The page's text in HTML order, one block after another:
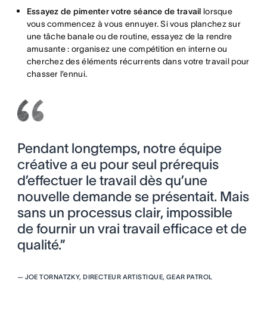
Essayez de pimenter votre séance de travail lorsque
vous commencez à vous ennuyer. Si vous planchez sur
une tâche banale ou de routine, essayez de la rendre
amusante : organisez une compétition en interne ou
cherchez des éléments récurrents dans votre travail pour
chasser l’ennui.
Pendant longtemps, notre équipe
créative a eu pour seul prérequis
d’effectuer le travail dès qu’une
nouvelle demande se présentait. Mais
sans un processus clair, impossible
de fournir un vrai travail efficace et de
qualité.”
— JOE TORNATZKY, DIRECTEUR ARTISTIQUE, GEAR PATROL